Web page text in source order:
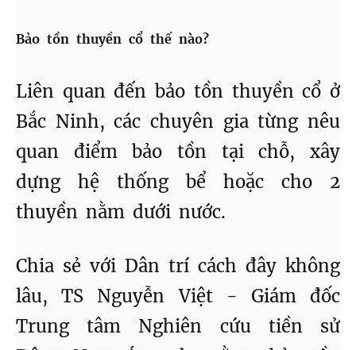
Bảo tồn thuyền cổ thế nào?
Liên quan đến bảo tồn thuyền cổ ở
Bắc Ninh, các chuyên gia từng nêu
quan điểm bảo tồn tại chỗ, xây
dựng hệ thống bể hoặc cho 2
thuyền nằm dưới nước.
Chia sẻ với Dân trí cách đây không
lâu, TS Nguyễn Việt - Giám đốc
Trung tâm Nghiên cứu tiền sử